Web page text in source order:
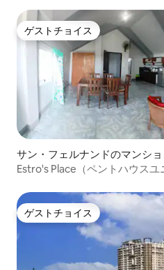
ゲストチョイス
ゲストチョイス
サン・フェルナンドのマンシ
Estro's Place（ペントハウスユ
ゲストチョイス
ゲストチョイス